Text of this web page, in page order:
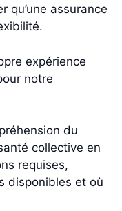
qu’une assurance
expérience
notre
du
collective en
requises,
disponibles et où